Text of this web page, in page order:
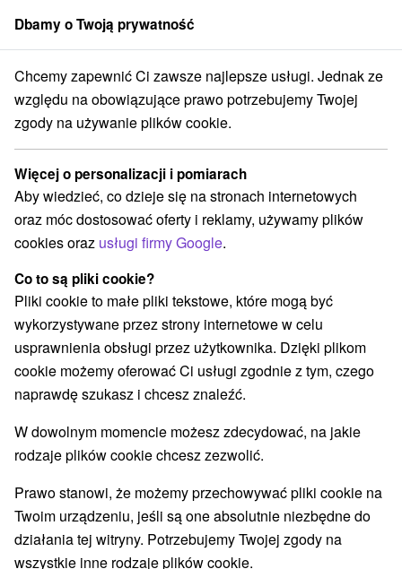
członek grupySorger
kraj Piešťany Hotel Satelit *** Pieszczany Sylwester 2018
Sylwester 2018
Hotel Satelit★★★Pieszczany Piešťany
Przejdź do lokalizacji
Urządzenie jest obecnie zamknięty z naszą ofertą!
8,4 doskonały·110 recenzji
Dbamy o Twoją prywatność
Chcemy zapewnić Ci zawsze najlepsze usługi. Jednak ze
względu na obowiązujące prawo potrzebujemy Twojej
zgody na używanie plików cookie.
Więcej o personalizacji i pomiarach
Aby wiedzieć, co dzieje się na stronach internetowych
oraz móc dostosować oferty i reklamy, używamy plików
cookies oraz usługi firmy Google.
Co to są pliki cookie?
Pliki cookie to małe pliki tekstowe, które mogą być
wykorzystywane przez strony internetowe w celu
usprawnienia obsługi przez użytkownika. Dzięki plikom
cookie możemy oferować Ci usługi zgodnie z tym, czego
naprawdę szukasz i chcesz znaleźć.
W dowolnym momencie możesz zdecydować, na jakie
rodzaje plików cookie chcesz zezwolić.
Prawo stanowi, że możemy przechowywać pliki cookie na
Twoim urządzeniu, jeśli są one absolutnie niezbędne do
działania tej witryny. Potrzebujemy Twojej zgody na
wszystkie inne rodzaje plików cookie.